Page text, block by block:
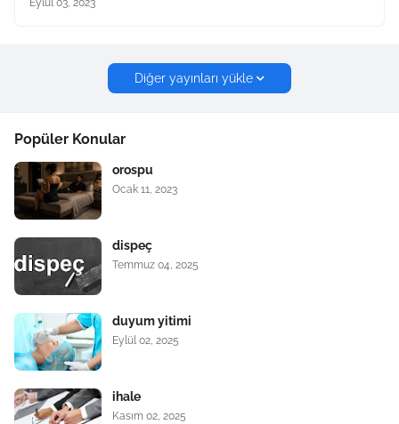
Eylül 03, 2023
Diğer yayınları yükle
Popüler Konular
orospu
Ocak 11, 2023
dispeç
Temmuz 04, 2025
duyum yitimi
Eylül 02, 2025
ihale
Kasım 02, 2025